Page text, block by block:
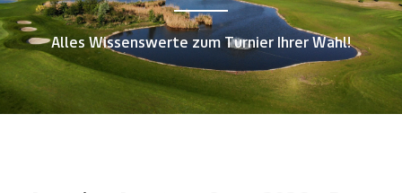
Alles Wissenswerte zum Turnier Ihrer Wahl!